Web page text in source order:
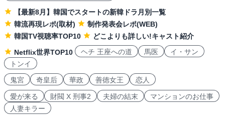
【最新8月】韓国でスタートの新韓ドラ月別一覧
韓流再現レポ(取材)
制作発表会レポ(WEB)
韓国TV視聴率TOP10
どこよりも詳しい!キャスト紹介
Netflix世界TOP10
ヘチ 王座への道 馬医
イ・サン
トンイ
鬼宮
奇皇后 華政 善徳女王 恋人
愛が来る 財閥 X 刑事2 夫婦の結末
マンションのお仕事
人妻キラー